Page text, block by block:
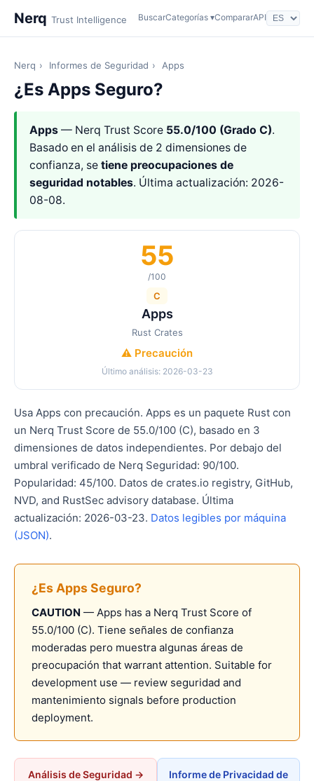
Nerq Trust Intelligence BuscarCategorías ▾CompararAPI
Nerq › Informes de Seguridad › Apps
¿Es Apps Seguro?
Apps — Nerq Trust Score 55.0/100 (Grado C).
Basado en el análisis de 2 dimensiones de
confianza, se tiene preocupaciones de
seguridad notables. Última actualización: 2026-
08-08.
55
/100
C
Apps
Rust Crates
⚠️ Precaución
Último análisis: 2026-03-23
Usa Apps con precaución. Apps es un paquete Rust con
un Nerq Trust Score de 55.0/100 (C), basado en 3
dimensiones de datos independientes. Por debajo del
umbral verificado de Nerq Seguridad: 90/100.
Popularidad: 45/100. Datos de crates.io registry, GitHub,
NVD, and RustSec advisory database. Última
actualización: 2026-03-23. Datos legibles por máquina
(JSON).
¿Es Apps Seguro?
CAUTION — Apps has a Nerq Trust Score of
55.0/100 (C). Tiene señales de confianza
moderadas pero muestra algunas áreas de
preocupación that warrant attention. Suitable for
development use — review seguridad and
mantenimiento signals before production
deployment.
Análisis de Seguridad →
Informe de Privacidad de